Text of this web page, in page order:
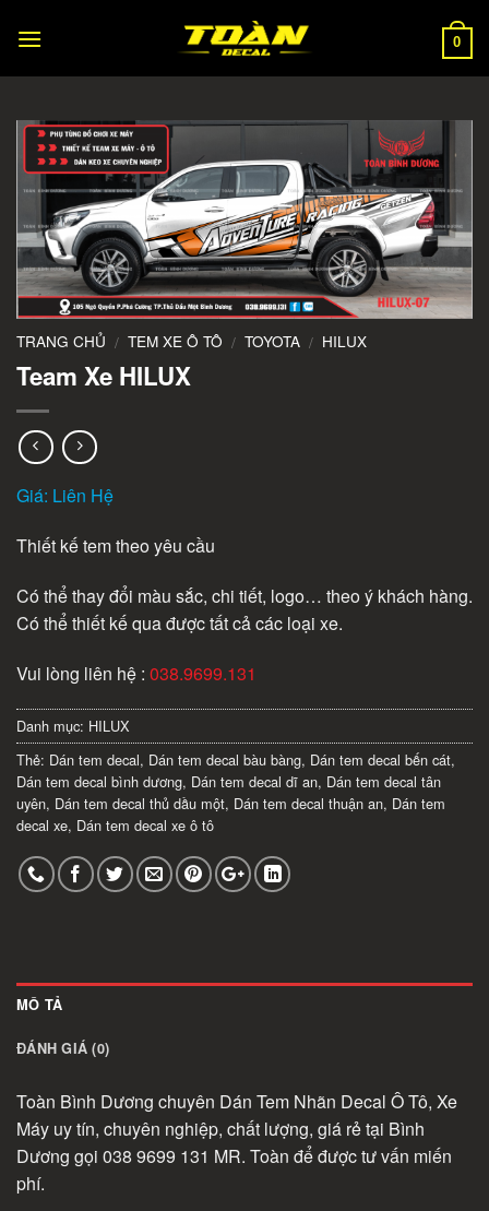
0
TRANG CHỦ / TEM XE Ô TÔ / TOYOTA / HILUX
Team Xe HILUX
Giá: Liên Hệ
Thiết kế tem theo yêu cầu
Có thể thay đổi màu sắc, chi tiết, logo… theo ý khách hàng.
Có thể thiết kế qua được tất cả các loại xe.
Vui lòng liên hệ : 038.9699.131
Danh mục: HILUX
Thẻ: Dán tem decal, Dán tem decal bàu bàng, Dán tem decal bến cát,
Dán tem decal bình dương, Dán tem decal dĩ an, Dán tem decal tân
uyên, Dán tem decal thủ dầu một, Dán tem decal thuận an, Dán tem
decal xe, Dán tem decal xe ô tô
MÔ TẢ
ĐÁNH GIÁ (0)
Toàn Bình Dương chuyên Dán Tem Nhãn Decal Ô Tô, Xe
Máy uy tín, chuyên nghiệp, chất lượng, giá rẻ tại Bình
Dương gọi 038 9699 131 MR. Toàn để được tư vấn miến
phí.